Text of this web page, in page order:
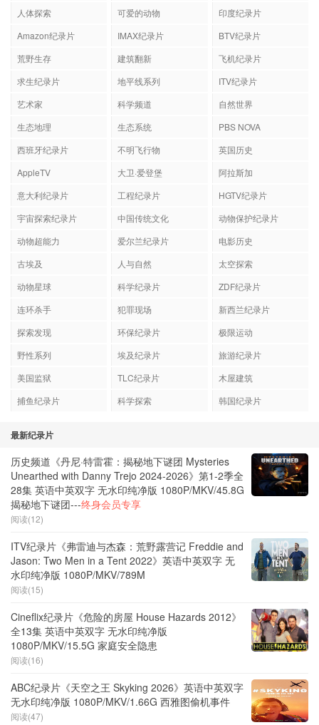
人体探索
可爱的动物
印度纪录片
Amazon纪录片
IMAX纪录片
BTV纪录片
荒野生存
建筑翻新
飞机纪录片
求生纪录片
地平线系列
ITV纪录片
艺术家
科学频道
自然世界
生态地理
生态系统
PBS NOVA
西班牙纪录片
不明飞行物
英国历史
AppleTV
大卫·爱登堡
阿拉斯加
意大利纪录片
工程纪录片
HGTV纪录片
宇宙探索纪录片
中国传统文化
动物保护纪录片
动物超能力
爱尔兰纪录片
电影历史
古埃及
人与自然
太空探索
动物星球
科学纪录片
ZDF纪录片
连环杀手
犯罪现场
新西兰纪录片
探索发现
环保纪录片
极限运动
野性系列
埃及纪录片
旅游纪录片
美国监狱
TLC纪录片
木屋建筑
捕鱼纪录片
科学探索 韩国纪录片
最新纪录片
历史频道《丹尼·特雷霍：揭秘地下谜团 Mysteries
Unearthed with Danny Trejo 2024-2026》第1-2季全
28集 英语中英双字 无水印纯净版 1080P/MKV/45.8G
揭秘地下谜团---终身会员专享
阅读(12)
ITV纪录片《弗雷迪与杰森：荒野露营记 Freddie and
Jason: Two Men in a Tent 2022》英语中英双字 无
水印纯净版 1080P/MKV/789M
阅读(15)
Cineflix纪录片《危险的房屋 House Hazards 2012》
全13集 英语中英双字 无水印纯净版
1080P/MKV/15.5G 家庭安全隐患
阅读(16)
ABC纪录片《天空之王 Skyking 2026》英语中英双字
无水印纯净版 1080P/MKV/1.66G 西雅图偷机事件
阅读(47)